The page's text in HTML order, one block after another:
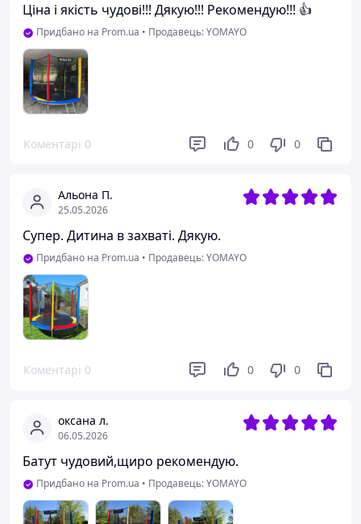
Ціна і якість чудові!!! Дякую!!! Рекомендую!!! 👍
Придбано на Prom.ua • Продавець: YOMAYO
Коментарі 0 0 0
Альона П.
25.05.2026
Супер. Дитина в захваті. Дякую.
Придбано на Prom.ua • Продавець: YOMAYO
Коментарі 0 0 0
оксана л.
06.05.2026
Батут чудовий,щиро рекомендую.
Придбано на Prom.ua • Продавець: YOMAYO